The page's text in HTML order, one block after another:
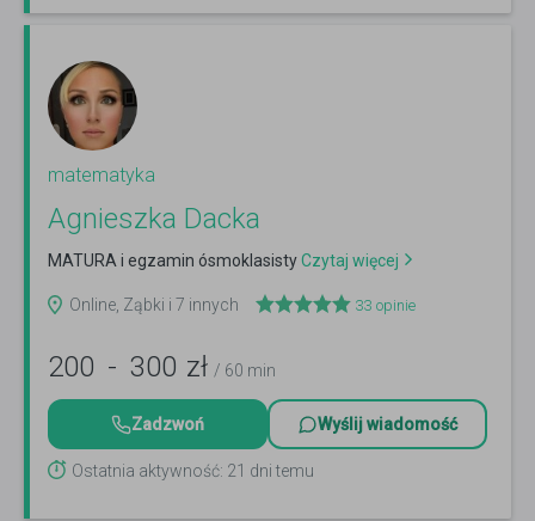
matematyka
Agnieszka Dacka
MATURA i egzamin ósmoklasistyCzytaj więcej
Online, Ząbki i 7 innych 33 opinie
200 - 300 zł / 60 min
Zadzwoń Wyślij wiadomość
Ostatnia aktywność: 21 dni temu